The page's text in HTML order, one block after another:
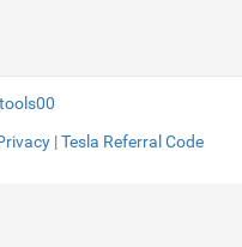
|Tesla Referral Code